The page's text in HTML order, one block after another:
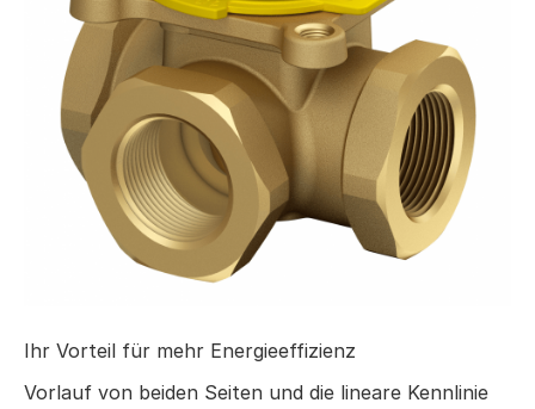
Ihr Vorteil für mehr Energieeffizienz
Vorlauf von beiden Seiten und die lineare Kennlinie